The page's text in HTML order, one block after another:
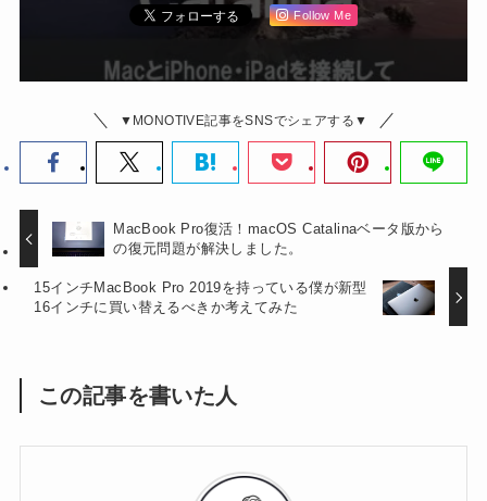
Follow Me
▼MONOTIVE記事をSNSでシェアする▼
MacBook Pro復活！macOS Catalinaベータ版から
の復元問題が解決しました。
15インチMacBook Pro 2019を持っている僕が新型
16インチに買い替えるべきか考えてみた
この記事を書いた人